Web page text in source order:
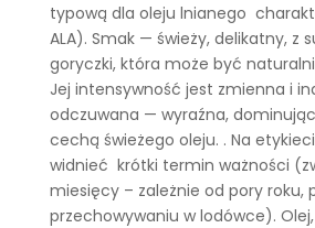
typową dla oleju lnianego
ALA). Smak — świeży, delikatny, z
goryczki, która może być
Jej intensywność jest zmienna i
odczuwana — wyraźna,
cechą świeżego oleju. . Na
widnieć krótki termin ważności
miesięcy – zależnie od pory roku,
przechowywaniu w lodówce).